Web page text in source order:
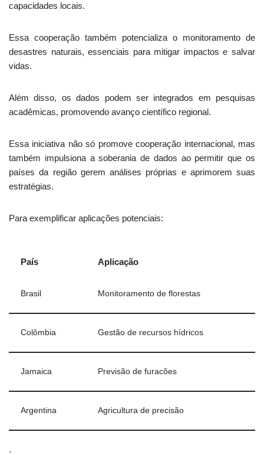
capacidades locais.
Essa cooperação também potencializa o monitoramento de
desastres naturais, essenciais para mitigar impactos e salvar
vidas.
Além disso, os dados podem ser integrados em pesquisas
acadêmicas, promovendo avanço científico regional.
Essa iniciativa não só promove cooperação internacional, mas
também impulsiona a soberania de dados ao permitir que os
países da região gerem análises próprias e aprimorem suas
estratégias.
Para exemplificar aplicações potenciais:
País Aplicação
Brasil Monitoramento de florestas
Colômbia Gestão de recursos hídricos
Jamaica Previsão de furacões
Argentina Agricultura de precisão
.